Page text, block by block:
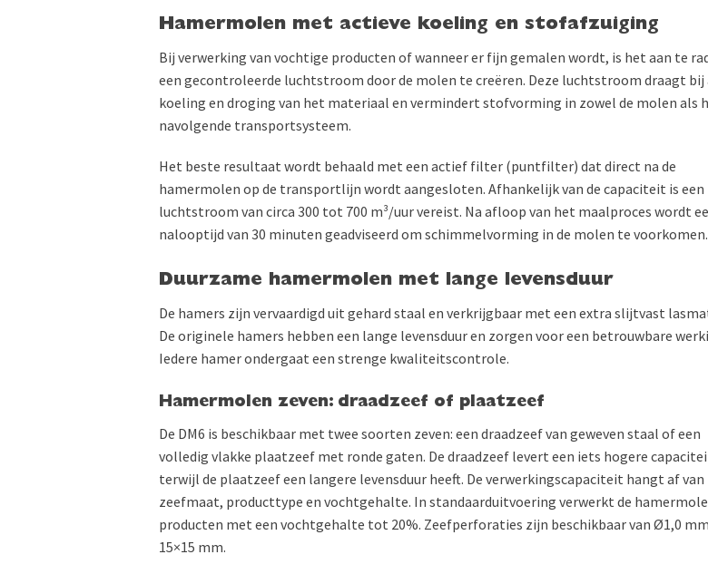
Hamermolen met actieve koeling en stofafzuiging
Bij verwerking van vochtige producten of wanneer er fijn gemalen wordt, is het aan te
een gecontroleerde luchtstroom door de molen te creëren. Deze luchtstroom draagt bij
koeling en droging van het materiaal en vermindert stofvorming in zowel de molen als
navolgende transportsysteem.
Het beste resultaat wordt behaald met een actief filter (puntfilter) dat direct na de
hamermolen op de transportlijn wordt aangesloten. Afhankelijk van de capaciteit is een
luchtstroom van circa 300 tot 700 m³/uur vereist. Na afloop van het maalproces wordt
nalooptijd van 30 minuten geadviseerd om schimmelvorming in de molen te voorkomen.
Duurzame hamermolen met lange levensduur
De hamers zijn vervaardigd uit gehard staal en verkrijgbaar met een extra slijtvast
De originele hamers hebben een lange levensduur en zorgen voor een betrouwbare
Iedere hamer ondergaat een strenge kwaliteitscontrole.
Hamermolen zeven: draadzeef of plaatzeef
De DM6 is beschikbaar met twee soorten zeven: een draadzeef van geweven staal of een
volledig vlakke plaatzeef met ronde gaten. De draadzeef levert een iets hogere
terwijl de plaatzeef een langere levensduur heeft. De verwerkingscapaciteit hangt af van
zeefmaat, producttype en vochtgehalte. In standaarduitvoering verwerkt de
producten met een vochtgehalte tot 20%. Zeefperforaties zijn beschikbaar van Ø1,0
15×15 mm.